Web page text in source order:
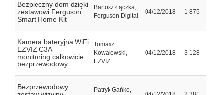
Bezpieczny dom dzięki
zestawowi Ferguson
Smart Home Kit
Bartosz Łączka,
Ferguson Digital
04/12/2018 1 875
Kamera bateryjna WiFi
EZVIZ C3A –
monitoring całkowicie
bezprzewodowy
Tomasz
Kowalewski,
EZVIZ
04/12/2018 3 128
Bezprzewodowy
Patryk Gańko,